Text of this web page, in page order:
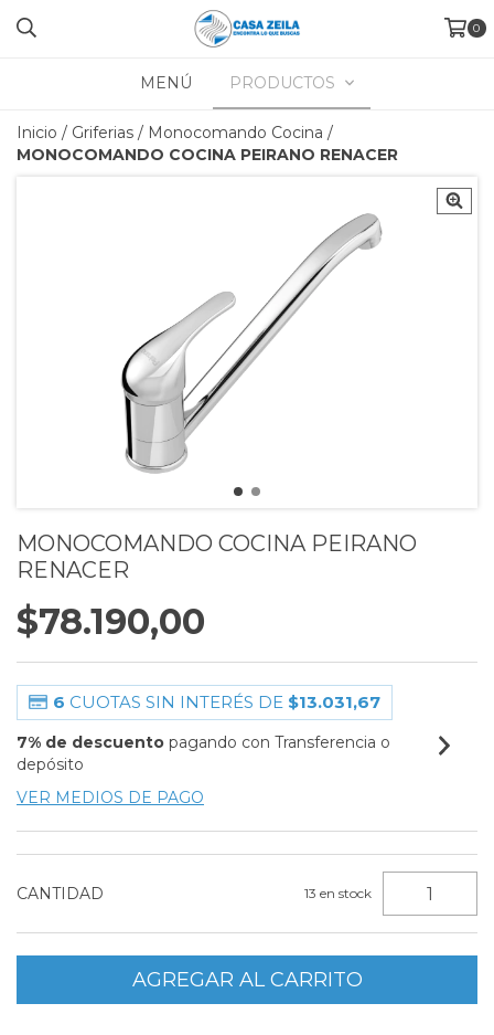
0
MENÚ PRODUCTOS
Inicio / Griferias / Monocomando Cocina /
MONOCOMANDO COCINA PEIRANO RENACER
MONOCOMANDO COCINA PEIRANO
RENACER
$78.190,00
6 CUOTAS SIN INTERÉS DE $13.031,67
7% de descuento pagando con Transferencia o
depósito
VER MEDIOS DE PAGO
CANTIDAD 13 en stock